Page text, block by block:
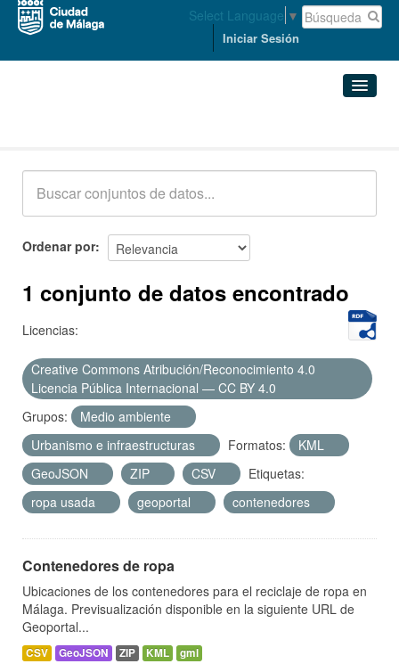
Select Language ▼
Iniciar Sesión
Acerca de
Ordenar por
1 conjunto de datos encontrado
Licencias:
Creative Commons Atribución/Reconocimiento 4.0
Licencia Pública Internacional — CC BY 4.0
Grupos:
Medio ambiente
Urbanismo e infraestructuras
Formatos:
KML
GeoJSON
ZIP CSV
Etiquetas:
ropa usada
geoportal contenedores
Contenedores de ropa
Ubicaciones de los contenedores para el reciclaje de ropa en
Málaga. Previsualización disponible en la siguiente URL de
Geoportal...
CSV GeoJSON ZIP KML gml